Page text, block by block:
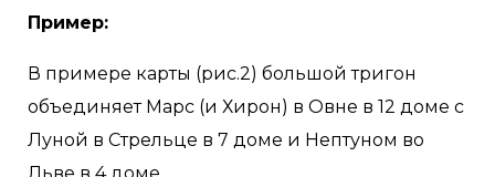
Пример:
В примере карты (рис.2) большой тригон
объединяет Марс (и Хирон) в Овне в 12 доме с
Луной в Стрельце в 7 доме и Нептуном во